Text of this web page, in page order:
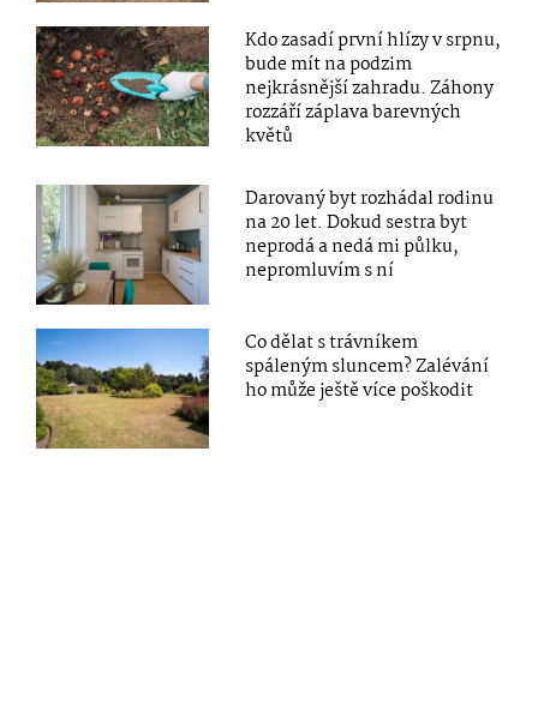
Kdo zasadí první hlízy v srpnu,
bude mít na podzim
nejkrásnější zahradu. Záhony
rozzáří záplava barevných
květů
Darovaný byt rozhádal rodinu
na 20 let. Dokud sestra byt
neprodá a nedá mi půlku,
nepromluvím s ní
Co dělat s trávníkem
spáleným sluncem? Zalévání
ho může ještě více poškodit